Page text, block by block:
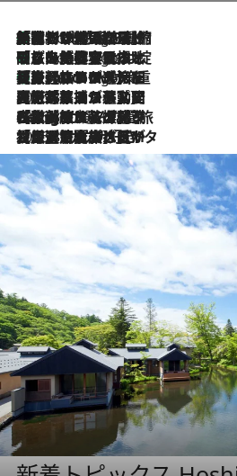
4 Hours Ago
「荷物が増えるほど旅ストレスは増す」美容ジャーナリストがたどり着いた最終結論。“化粧品を劇的に減らす”感動の凝縮美容とは
4 Hours Ago
「旅先には金髪ウィッグを持参」日本と同じメイクでは損してる!? 美容ジャーナリストが提案する“掟破りの旅美容”とは
4 Hours Ago
【厳選旅コスメ】「身軽さ＆UV対策重視！」ヘアアーティストshucoが選んだ夏旅ベストコスメを発表【Mサイズジップ】
2026.8.5
【厳選旅コスメ】国内をあちこち移動する河井菜摘が選んだ夏旅ベストコスメ発表！「リラックスアイテムはマスト」【Mサイズジップ】
2026.8.4
【厳選旅コスメ】「紫外線＆乾燥対策しながらメイク感も！」ヘア＆メイクGeorgeが選んだ夏旅ベストコスメを発表！【Mサイズジップ】
2026.8.3
【厳選旅コスメ】「保湿もタイパ重視！」“サウナ好き”タレント清水みさとが愛用する夏旅ベストコスメを発表！【Mサイズジップ】